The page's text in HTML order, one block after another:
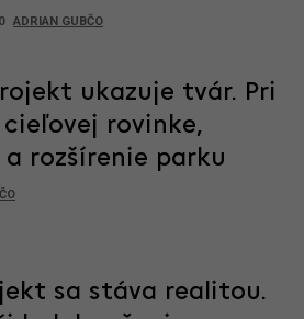
ADRIAN GUBČO
ukazuje tvár. Pri
rovinke,
a rozšírenie parku
sa stáva realitou.